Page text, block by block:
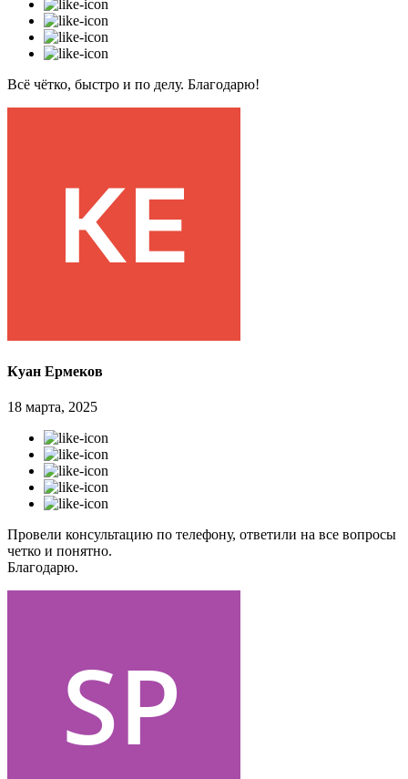
Всё чётко, быстро и по делу. Благодарю!
Куан Ермеков
18 марта, 2025
Провели консультацию по телефону, ответили на все вопросы
четко и понятно.
Благодарю.